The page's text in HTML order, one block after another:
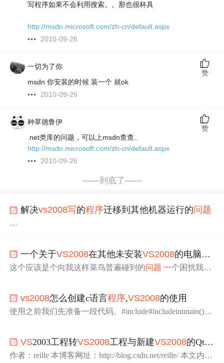
写程序如果不会利用搜索。。那也很杯具
http://msdn.microsoft.com/zh-cn/default.aspx
2010-09-26
一切为了你
msdn 你安装的时候 装一个 就ok
2010-09-26
赞
种草德鲁伊
.net类库的问题，可以上msdn查查..
http://msdn.microsoft.com/zh-cn/default.aspx
2010-09-26
赞
——到底了——
解决vs2008写的程序迁移到其他机器运行的问题
VC9编译的 程序在没有装过VC9（确切的说是.Net Framewo
个 问题。”这个错误，那么就说明该程序动态链接了VC9的
运行时库，（如果还用到了MFC，那么可能动态链接了VC
9的MFC库，同理还有ATL库），以及缺少对应的mani
一个关于VS2008在其他未安装VS2008的电脑上无法运行编译的
这个应该是个向我这样菜鸟普遍碰到的问题 一个困扰我很
32控制台程序的项目了这倒没什么问题但编译后生成的.ex
e应用程序不能在别的电脑上运行(当时我花了很久时间做
vs2008怎么创建c语言程序,VS2008的使用
使用之前我们先准备一段代码。#include#includeintmain(){p
需要耗费一点时间。2)创建文件的方式为点击左上角文件-
>新建->文件，或者直接Ctrl+N，我们在使用这种大型开发
VS2003工程转VS2008工程与新建VS2008的Qt工程时遇到的
作者：reille 本博客网址：http://blog.csdn.net/reille/ 本文内容